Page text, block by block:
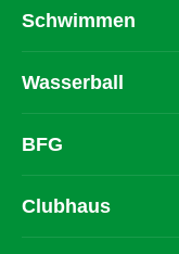
Schwimmen
Wasserball
BFG
Clubhaus